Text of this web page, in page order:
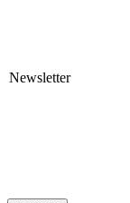
Newsletter